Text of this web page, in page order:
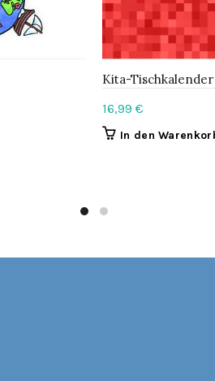
Kita-
16,99 €
In den